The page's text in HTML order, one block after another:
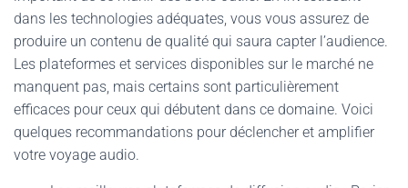
dans les technologies adéquates, vous vous assurez de
produire un contenu de qualité qui saura capter l’audience.
Les plateformes et services disponibles sur le marché ne
manquent pas, mais certains sont particulièrement
efficaces pour ceux qui débutent dans ce domaine. Voici
quelques recommandations pour déclencher et amplifier
votre voyage audio.